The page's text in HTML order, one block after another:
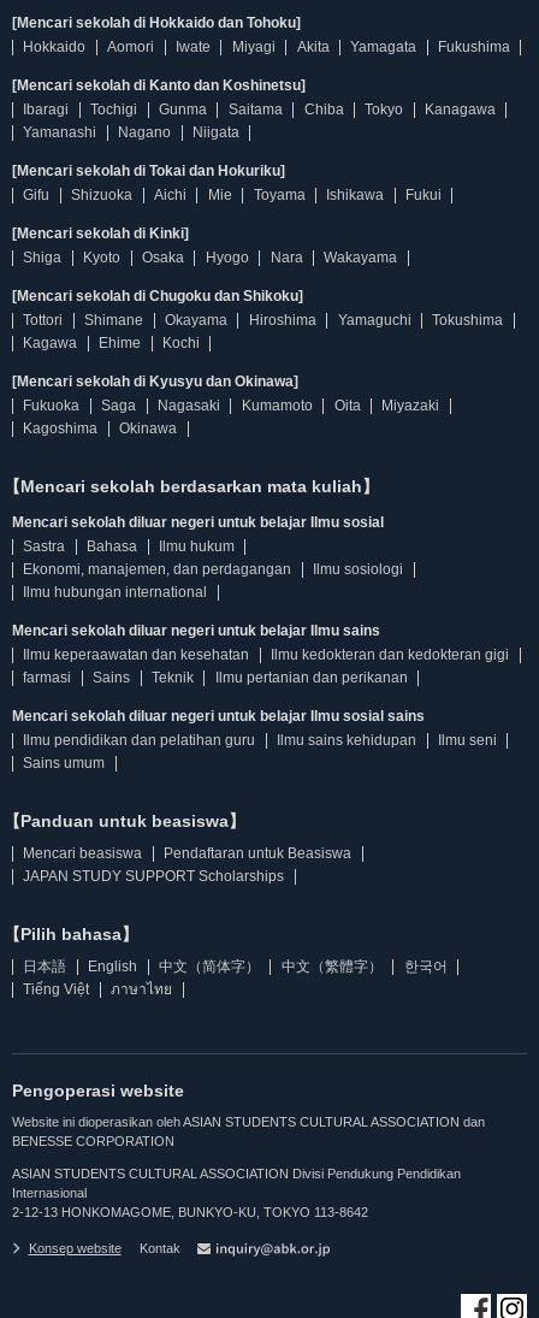
[Mencari sekolah di Hokkaido dan Tohoku]
Hokkaido
Aomori Iwate Miyagi Akita Yamagata Fukushima
[Mencari sekolah di Kanto dan Koshinetsu]
Ibaragi
Tochigi Gunma Saitama Chiba Tokyo
Kanagawa
Yamanashi
Nagano Niigata
[Mencari sekolah di Tokai dan Hokuriku]
Gifu
Shizuoka Aichi Mie Toyama Ishikawa Fukui
[Mencari sekolah di Kinki]
Shiga
Kyoto Osaka Hyogo Nara Wakayama
[Mencari sekolah di Chugoku dan Shikoku]
Tottori
Shimane Okayama Hiroshima Yamaguchi
Tokushima
Kagawa
Ehime Kochi
[Mencari sekolah di Kyusyu dan Okinawa]
Fukuoka
Saga Nagasaki Kumamoto Oita
Miyazaki
Kagoshima
Okinawa
【Mencari sekolah berdasarkan mata kuliah】
Mencari sekolah diluar negeri untuk belajar Ilmu sosial
Sastra
Bahasa
Ilmu hukum
Ekonomi, manajemen, dan perdagangan
Ilmu sosiologi
Ilmu hubungan international
Mencari sekolah diluar negeri untuk belajar Ilmu sains
Ilmu keperaawatan dan kesehatan
Ilmu kedokteran dan kedokteran gigi
farmasi
Sains Teknik Ilmu pertanian dan perikanan
Mencari sekolah diluar negeri untuk belajar Ilmu sosial sains
Ilmu pendidikan dan pelatihan guru
Ilmu sains kehidupan
Ilmu seni
Sains umum
【Panduan untuk beasiswa】
Mencari beasiswa
Pendaftaran untuk Beasiswa
JAPAN STUDY SUPPORT Scholarships
【Pilih bahasa】
日本語 English 中文（简体字） 中文（繁體字）
한국어
Tiếng Việt
ภาษาไทย
Pengoperasi website
Website ini dioperasikan oleh ASIAN STUDENTS CULTURAL ASSOCIATION dan
BENESSE CORPORATION
ASIAN STUDENTS CULTURAL ASSOCIATION Divisi Pendukung Pendidikan
Internasional
2-12-13 HONKOMAGOME, BUNKYO-KU, TOKYO 113-8642
Konsep website Kontak